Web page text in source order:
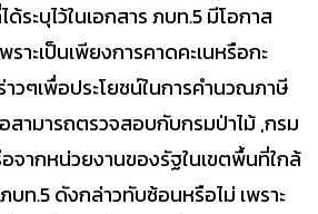
ระบุไว้ในเอกสาร ภบท.5 มีโอกาส
าะเป็นเพียงการคาดคะเนหรือกะ
วๆเพื่อประโยชน์ในการคำนวณภาษี
สามารถตรวจสอบกับกรมป่าไม้ ,กรม
จากหน่วยงานของรัฐในเขตพื้นที่ใกล้
ท.5 ดังกล่าวทับซ้อนหรือไม่ เพราะ